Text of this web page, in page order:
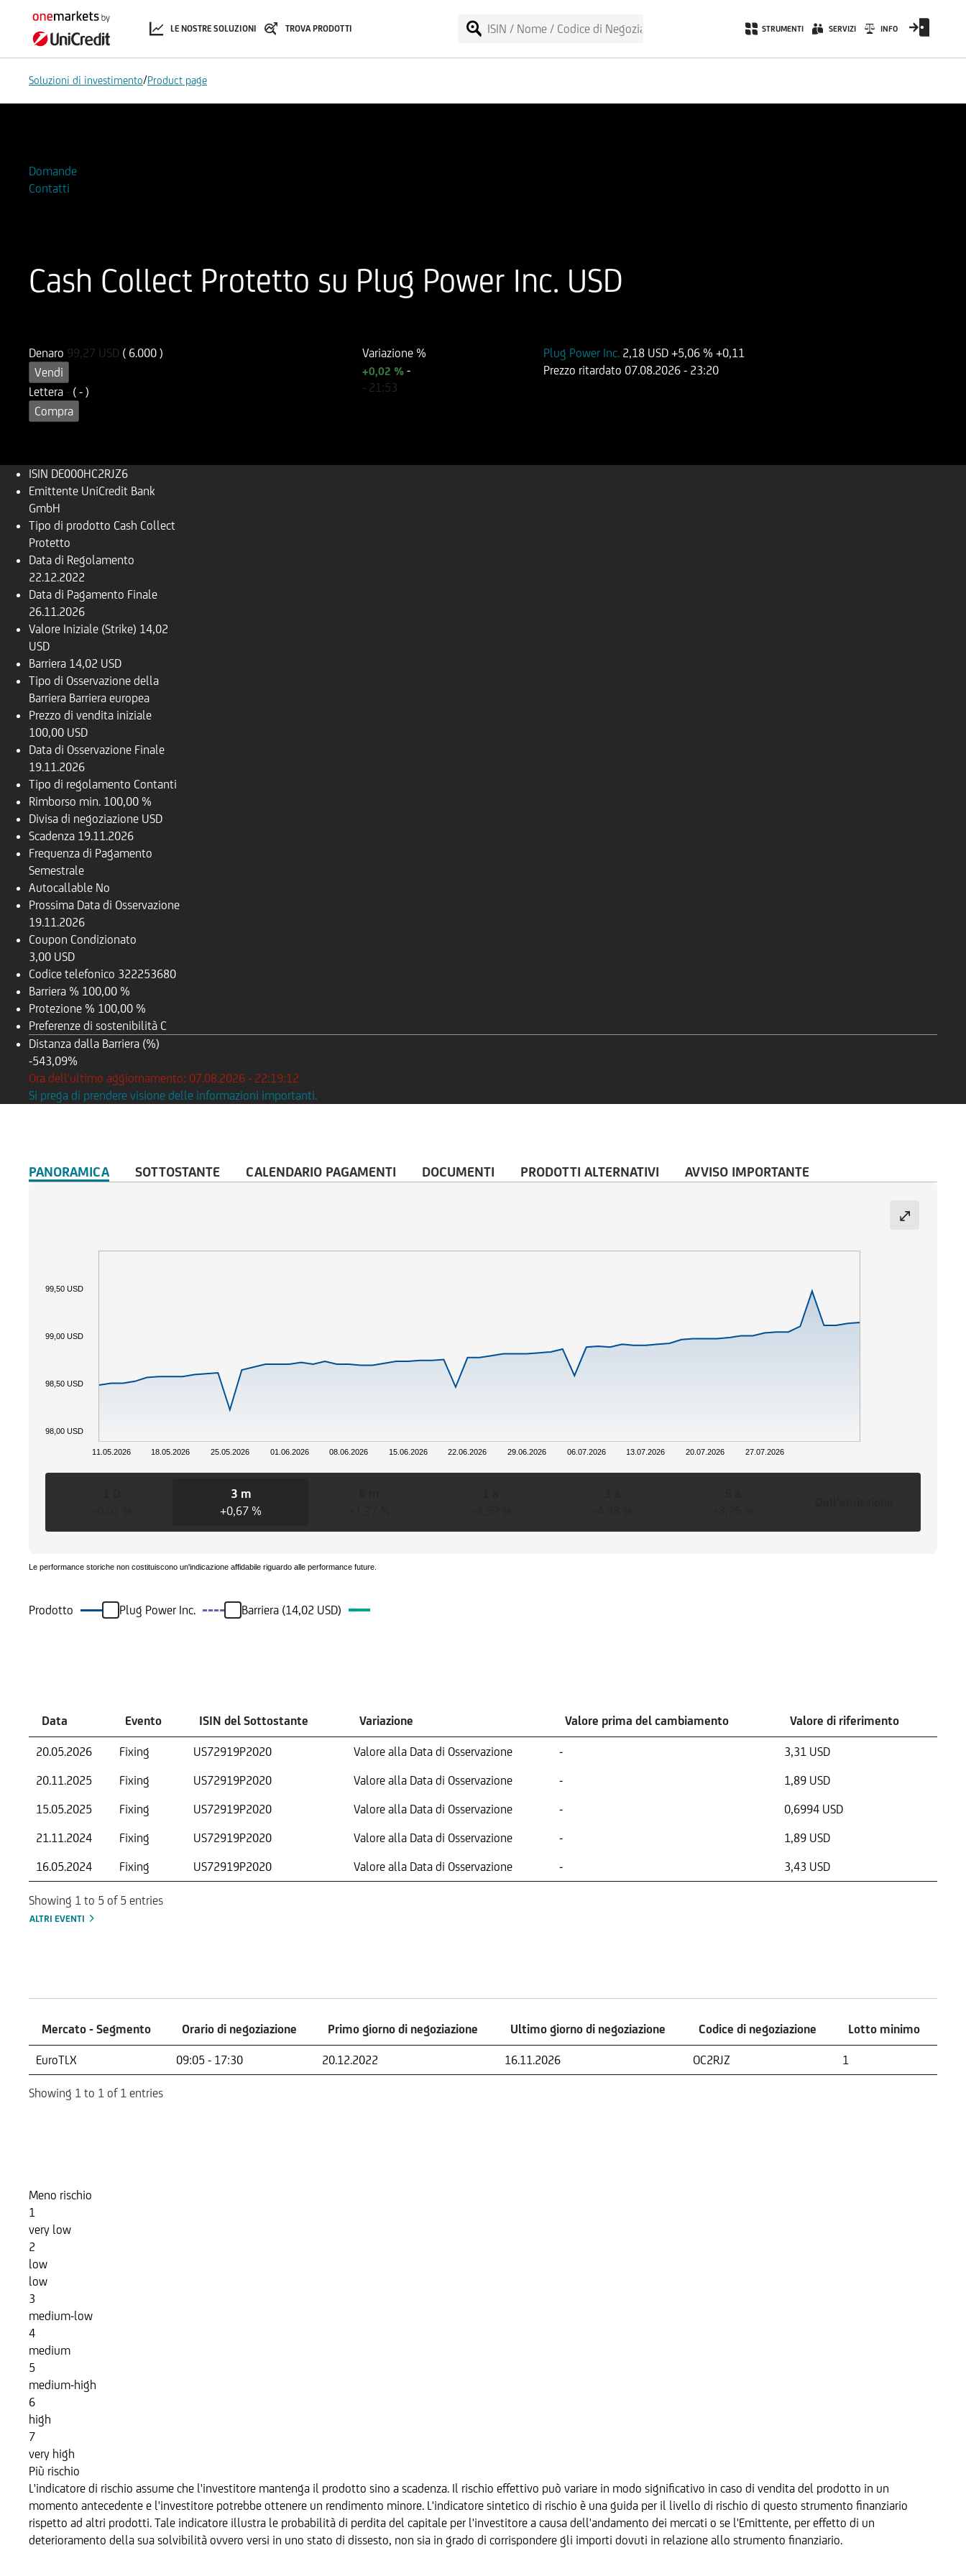
LE NOSTRE SOLUZIONI TROVA PRODOTTI STRUMENTI SERVIZI INFO
Soluzioni di investimento/Product page
Domande
Contatti
Cash Collect Protetto su Plug Power Inc. USD
Denaro 99,27 USD ( 6.000 )
Vendi
Lettera - ( - )
Compra
Variazione %
+0,02 % -
- 21:53
Plug Power Inc. 2,18 USD +5,06 %+0,11
Prezzo ritardato 07.08.2026 - 23:20
ISIN DE000HC2RJZ6
Emittente UniCredit Bank
GmbH
Tipo di prodotto Cash Collect
Protetto
Data di Regolamento
22.12.2022
Data di Pagamento Finale
26.11.2026
Valore Iniziale (Strike) 14,02
USD
Barriera 14,02 USD
Tipo di Osservazione della
Barriera Barriera europea
Prezzo di vendita iniziale
100,00 USD
Data di Osservazione Finale
19.11.2026
Tipo di regolamento Contanti
Rimborso min. 100,00 %
Divisa di negoziazione USD
Scadenza 19.11.2026
Frequenza di Pagamento
Semestrale
Autocallable No
Prossima Data di Osservazione
19.11.2026
Coupon Condizionato
3,00 USD
Codice telefonico 322253680
Barriera % 100,00 %
Protezione % 100,00 %
Preferenze di sostenibilità C
Distanza dalla Barriera (%)
-543,09%
Ora dell'ultimo aggiornamento: 07.08.2026 - 22:19:12
Si prega di prendere visione delle informazioni importanti.
PANORAMICA SOTTOSTANTE CALENDARIO PAGAMENTI DOCUMENTI PRODOTTI ALTERNATIVI AVVISO IMPORTANTE
11.05.2026 18.05.2026 25.05.2026 01.06.2026 08.06.2026 15.06.2026 22.06.2026 29.06.2026 06.07.2026 13.07.2026 20.07.2026 27.07.2026
98,00 USD
98,50 USD
99,00 USD
99,50 USD
3 m
+0,67 %
Le performance storiche non costituiscono un'indicazione affidabile riguardo alle performance future.
Prodotto Plug Power Inc. Barriera (14,02 USD)
Data Evento ISIN del Sottostante Variazione Valore prima del cambiamento Valore di riferimento
20.05.2026 Fixing US72919P2020 Valore alla Data di Osservazione -
3,31 USD
20.11.2025
Fixing US72919P2020 Valore alla Data di Osservazione -
1,89 USD
15.05.2025
Fixing US72919P2020 Valore alla Data di Osservazione -
0,6994 USD
21.11.2024
Fixing US72919P2020 Valore alla Data di Osservazione -
1,89 USD
16.05.2024
Fixing US72919P2020 Valore alla Data di Osservazione - 3,43 USD
Showing 1 to 5 of 5 entries
ALTRI EVENTI
Mercato - Segmento Orario di negoziazione Primo giorno di negoziazione Ultimo giorno di negoziazione Codice di negoziazione
Lotto minimo
Mercato - Segmento
Orario di negoziazione Primo giorno di negoziazione Ultimo giorno di negoziazione Codice di negoziazione
EuroTLX 09:05 - 17:30 20.12.2022 16.11.2026 OC2RJZ 1
Showing 1 to 1 of 1 entries
Meno rischio
1
very low
2
low
low
3
medium-low
4
medium
5
medium-high
6
high
7
very high
Più rischio
L'indicatore di rischio assume che l'investitore mantenga il prodotto sino a scadenza. Il rischio effettivo può variare in modo significativo in caso di vendita del prodotto in un
momento antecedente e l'investitore potrebbe ottenere un rendimento minore. L'indicatore sintetico di rischio è una guida per il livello di rischio di questo strumento finanziario
rispetto ad altri prodotti. Tale indicatore illustra le probabilità di perdita del capitale per l'investitore a causa dell'andamento dei mercati o se l'Emittente, per effetto di un
deterioramento della sua solvibilità ovvero versi in uno stato di dissesto, non sia in grado di corrispondere gli importi dovuti in relazione allo strumento finanziario.